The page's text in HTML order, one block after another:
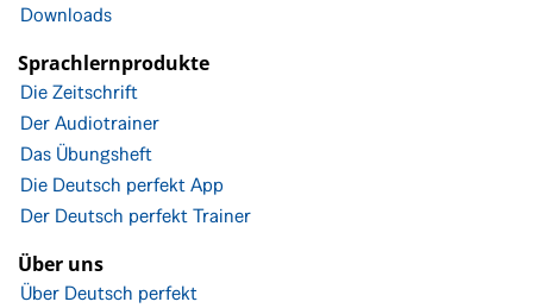
Downloads
Sprachlernprodukte
Die Zeitschrift
Der Audiotrainer
Das Übungsheft
Die Deutsch perfekt App
Der Deutsch perfekt Trainer
Über uns
Über Deutsch perfekt